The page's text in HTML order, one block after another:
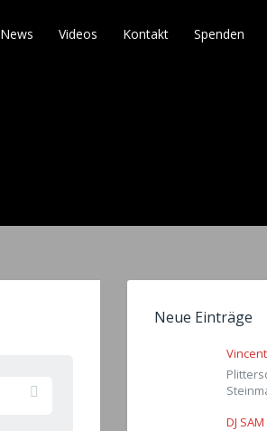
News Videos Kontakt Spenden
Neue Einträge
DJ